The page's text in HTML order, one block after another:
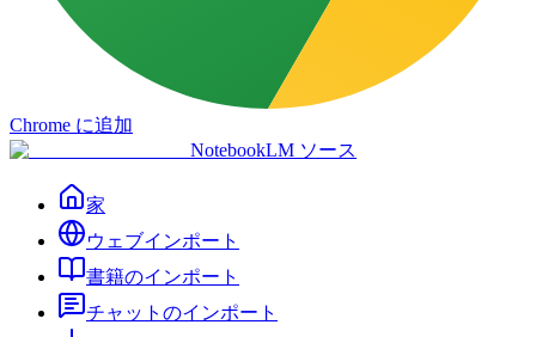
Chrome に追加
NotebookLM ソース
家
ウェブインポート
書籍のインポート
チャットのインポート